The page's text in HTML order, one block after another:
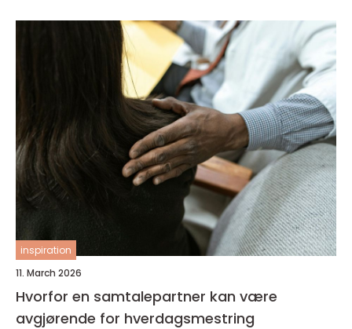
inspiration
11. March 2026
Hvorfor en samtalepartner kan være
avgjørende for hverdagsmestring